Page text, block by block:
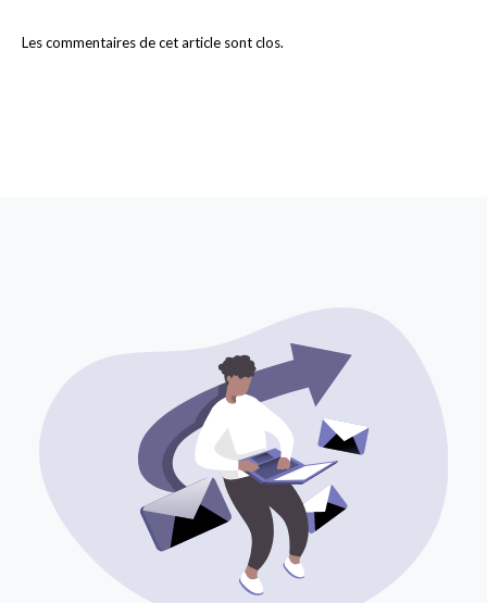
Les commentaires de cet article sont clos.